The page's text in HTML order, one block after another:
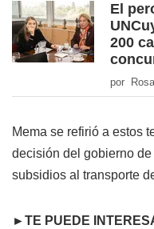
El
200
por
Mema se refirió a estos
decisión del gobierno
subsidios al transporte
►TE PUEDE